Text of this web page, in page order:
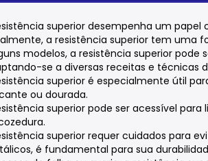
superior desempenha um
a resistência superior tem uma
modelos, a resistência superior
se a diversas receitas e técnicas
superior é especialmente útil
ou dourada.
superior pode ser acessível
superior requer cuidados para
é fundamental para sua